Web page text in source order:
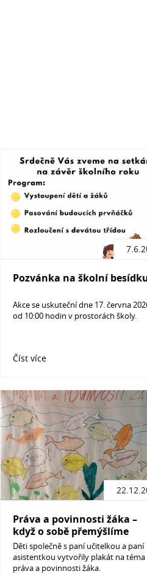
Pozvánka na školní
Akce se uskuteční dne 17. června
od 10:00 hodin v prostorách školy.
Číst více
Práva a povinnosti žáka –
když o sobě přemýšlíme
společně
Děti společně s paní učitelkou a paní
asistentkou vytvořily plakát na téma
práva a povinnosti žáka.